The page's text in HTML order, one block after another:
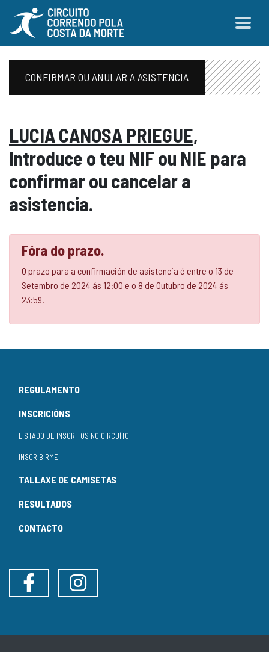
CONFIRMAR OU ANULAR A ASISTENCIA
LUCIA CANOSA PRIEGUE,
Introduce o teu NIF ou NIE para
confirmar ou cancelar a
asistencia.
Fóra do prazo.
O prazo para a confirmación de asistencia é entre o 13 de
Setembro de 2024 ás 12:00 e o 8 de Outubro de 2024 ás
23:59.
REGULAMENTO
INSCRICIÓNS
LISTADO DE INSCRITOS NO CIRCUÍTO
INSCRIBIRME
TALLAXE DE CAMISETAS
RESULTADOS
CONTACTO
Instagram